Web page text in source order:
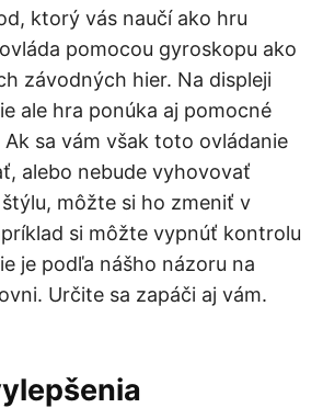
ktorý vás naučí ako hru
pomocou gyroskopu ako
závodných hier. Na displeji
ale hra ponúka aj pomocné
sa vám však toto ovládanie
alebo nebude vyhovovať
môžte si ho zmeniť v
si môžte vypnúť kontrolu
je podľa nášho názoru na
Určite sa zapáči aj vám.